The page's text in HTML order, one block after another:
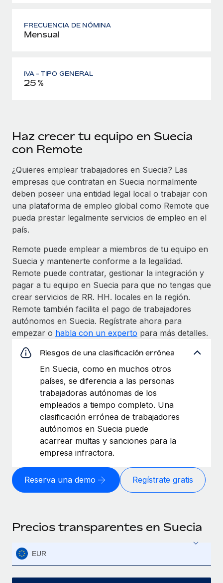
FRECUENCIA DE NÓMINA
Mensual
IVA - TIPO GENERAL
25 %
Haz crecer tu equipo en Suecia
con Remote
¿Quieres emplear trabajadores en Suecia? Las
empresas que contratan en Suecia normalmente
deben poseer una entidad legal local o trabajar con
una plataforma de empleo global como Remote que
pueda prestar legalmente servicios de empleo en el
país.
Remote puede emplear a miembros de tu equipo en
Suecia y mantenerte conforme a la legalidad.
Remote puede contratar, gestionar la integración y
pagar a tu equipo en Suecia para que no tengas que
crear servicios de RR. HH. locales en la región.
Remote también facilita el pago de trabajadores
autónomos en Suecia. Regístrate ahora para
empezar o habla con un experto para más detalles.
Riesgos de una clasificación errónea
En Suecia, como en muchos otros
países, se diferencia a las personas
trabajadoras autónomas de los
empleados a tiempo completo. Una
clasificación errónea de trabajadores
autónomos en Suecia puede
acarrear multas y sanciones para la
empresa infractora.
Reserva una demo Regístrate gratis
Precios transparentes en Suecia
EUR